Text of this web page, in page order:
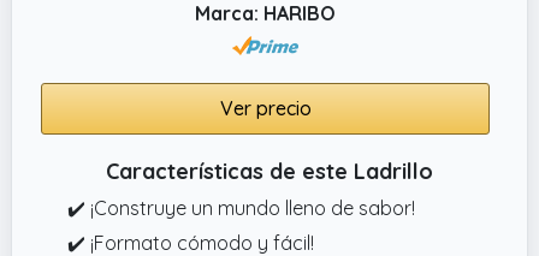
una superficie lisa, fácil de alinear y apilar al
montar, y la compleja estructura también se
puede completar de manera eficiente, para
que novatos y veteranos puedan disfrutar
rápidamente sus ideas
✔️ Ladrillos Rojos Realistas: Ladrillos
miniatura rojos está modelado a partir de
Marca: HARIBO
Ver precio
Características de este Ladrillo
✔️ ¡Construye un mundo lleno de sabor!
✔️ ¡Formato cómodo y fácil!